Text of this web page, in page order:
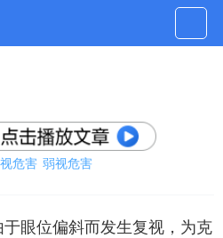
危害 弱视危害
眼位偏斜而发生复视，为克